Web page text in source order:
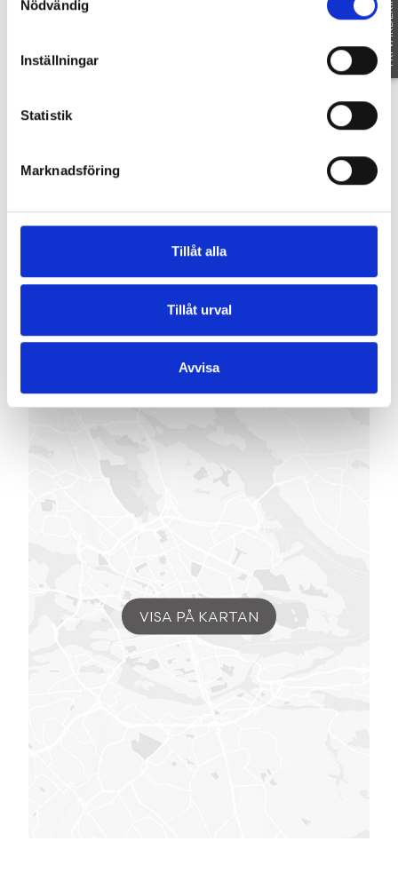
Nödvändig
Inställningar
Statistik
Marknadsföring
Tillåt alla
Tillåt urval
Avvisa
1041246-DEKLARATION
Karta
VISA PÅ KARTAN
FRI VÄRDERING